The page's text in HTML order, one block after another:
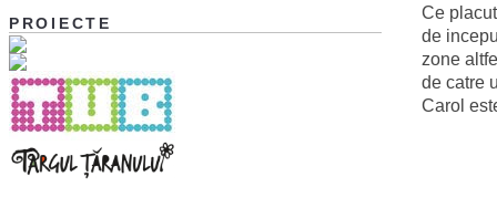
Ce
de
zone
de catre
Carol
PROIECTE